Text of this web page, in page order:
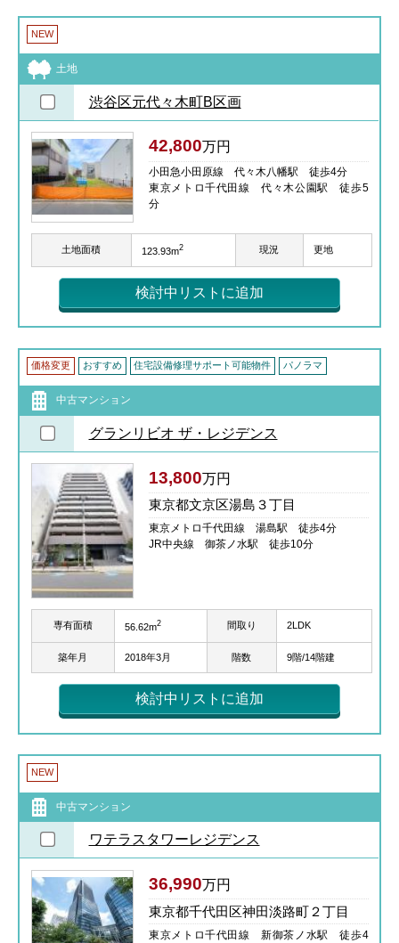
NEW
土地
渋谷区元代々木町B区画
42,800万円
小田急小田原線 代々木八幡駅 徒歩4分
東京メトロ千代田線 代々木公園駅 徒歩5
分
土地面積 123.93m2 現況 更地
検討中リストに追加
価格変更 おすすめ 住宅設備修理サポート可能物件 パノラマ
中古マンション
グランリビオ ザ・レジデンス
13,800万円
東京都文京区湯島３丁目
東京メトロ千代田線 湯島駅 徒歩4分
JR中央線 御茶ノ水駅 徒歩10分
専有面積 56.62m2 間取り 2LDK
築年月 2018年3月 階数 9階/14階建
検討中リストに追加
NEW
中古マンション
ワテラスタワーレジデンス
36,990万円
東京都千代田区神田淡路町２丁目
東京メトロ千代田線 新御茶ノ水駅 徒歩4